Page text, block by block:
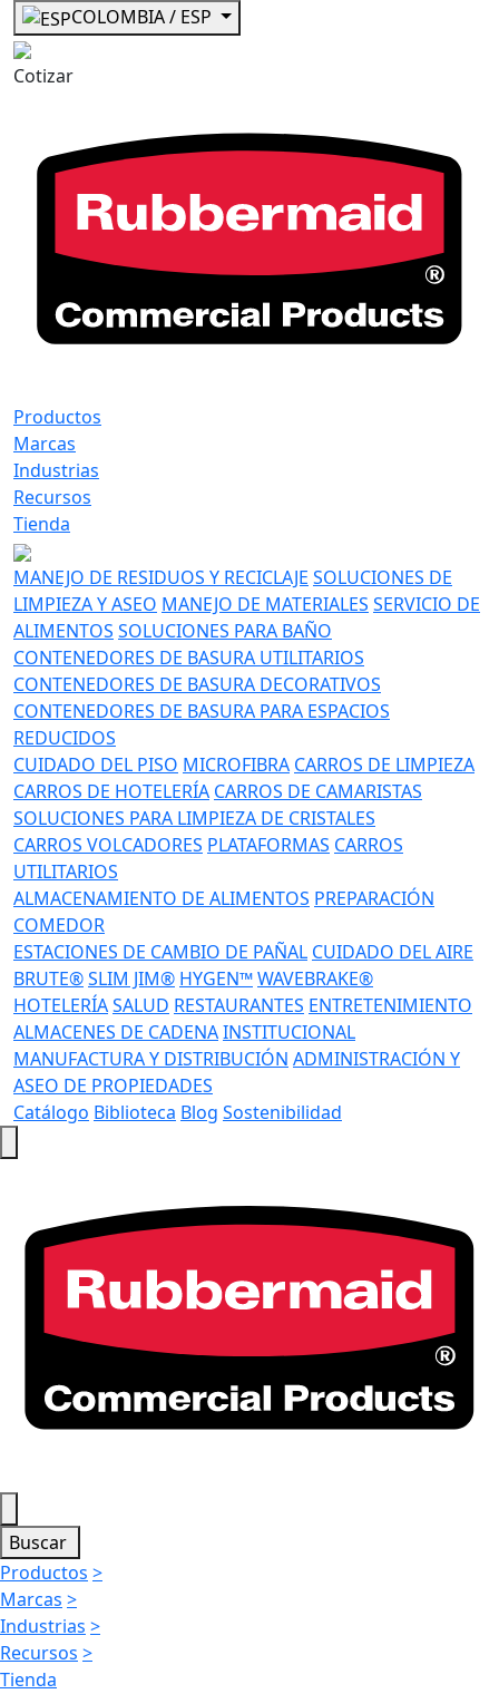
COLOMBIA / ESP
Cotizar
Productos
Marcas
Industrias
Recursos
Tienda
MANEJO DE RESIDUOS Y RECICLAJE SOLUCIONES DE
LIMPIEZA Y ASEO MANEJO DE MATERIALES SERVICIO DE
ALIMENTOS SOLUCIONES PARA BAÑO
CONTENEDORES DE BASURA UTILITARIOS
CONTENEDORES DE BASURA DECORATIVOS
CONTENEDORES DE BASURA PARA ESPACIOS
REDUCIDOS
CUIDADO DEL PISO MICROFIBRA CARROS DE LIMPIEZA
CARROS DE HOTELERÍA CARROS DE CAMARISTAS
SOLUCIONES PARA LIMPIEZA DE CRISTALES
CARROS VOLCADORES PLATAFORMAS CARROS
UTILITARIOS
ALMACENAMIENTO DE ALIMENTOS PREPARACIÓN
COMEDOR
ESTACIONES DE CAMBIO DE PAÑAL CUIDADO DEL AIRE
BRUTE®SLIM JIM® HYGEN™WAVEBRAKE®
HOTELERÍASALUD RESTAURANTES ENTRETENIMIENTO
ALMACENES DE CADENAINSTITUCIONAL
MANUFACTURA Y DISTRIBUCIÓN ADMINISTRACIÓN Y
ASEO DE PROPIEDADES
Catálogo Biblioteca Blog Sostenibilidad
Buscar
Productos >
Marcas >
Industrias >
Recursos >
Tienda